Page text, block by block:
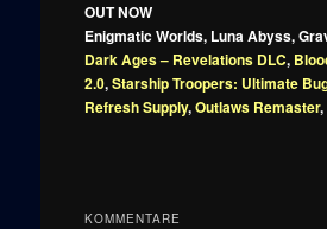
OUT NOW
Enigmatic Worlds, Luna Abyss,
Dark Ages – Revelations DLC,
2.0,Starship Troopers: Ultimate
Refresh Supply,Outlaws Remaster,
KOMMENTARE